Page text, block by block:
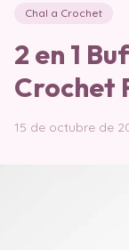
Chal a Crochet
2 en 1
Crochet
15 de octubre de